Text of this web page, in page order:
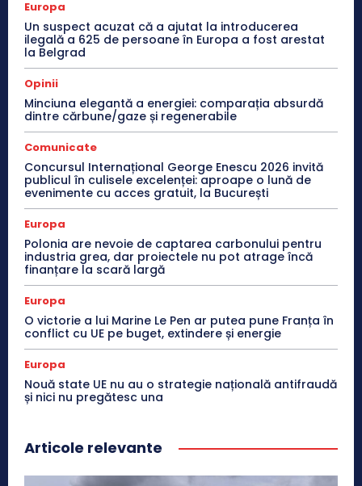
Europa
Un suspect acuzat că a ajutat la introducerea
ilegală a 625 de persoane în Europa a fost arestat
la Belgrad
Opinii
Minciuna elegantă a energiei: comparația absurdă
dintre cărbune/gaze și regenerabile
Comunicate
Concursul Internațional George Enescu 2026 invită
publicul în culisele excelenței: aproape o lună de
evenimente cu acces gratuit, la București
Europa
Polonia are nevoie de captarea carbonului pentru
industria grea, dar proiectele nu pot atrage încă
finanțare la scară largă
Europa
O victorie a lui Marine Le Pen ar putea pune Franța în
conflict cu UE pe buget, extindere și energie
Europa
Nouă state UE nu au o strategie națională antifraudă
și nici nu pregătesc una
Articole relevante